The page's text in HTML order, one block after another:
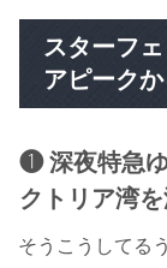
スターフ
アピーク
❶ 深夜特急
クトリア湾
そうこうしてる